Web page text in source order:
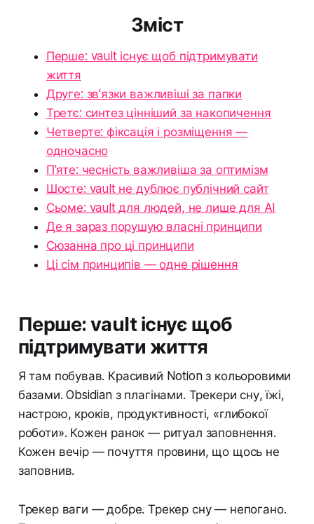
Зміст
Перше: vault існує щоб підтримувати
життя
Друге: зв'язки важливіші за папки
Третє: синтез цінніший за накопичення
Четверте: фіксація і розміщення —
одночасно
П'яте: чесність важливіша за оптимізм
Шосте: vault не дублює публічний сайт
Сьоме: vault для людей, не лише для AI
Де я зараз порушую власні принципи
Сюзанна про ці принципи
Ці сім принципів — одне рішення
Перше: vault існує щоб
підтримувати життя
Я там побував. Красивий Notion з кольоровими
базами. Obsidian з плагінами. Трекери сну, їжі,
настрою, кроків, продуктивності, «глибокої
роботи». Кожен ранок — ритуал заповнення.
Кожен вечір — почуття провини, що щось не
заповнив.
Трекер ваги — добре. Трекер сну — непогано.